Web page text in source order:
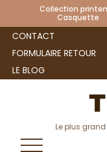
Collection
CONTACT
FORMULAIRE RETOUR
LE BLOG
Le plus